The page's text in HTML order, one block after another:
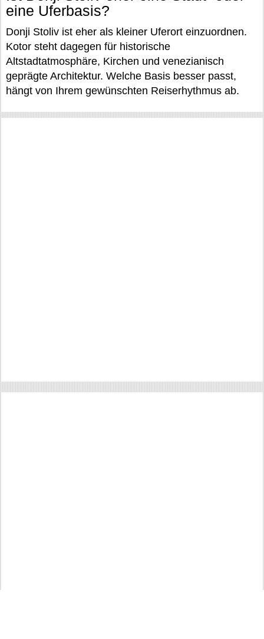
eine Uferbasis?
Donji Stoliv ist eher als kleiner Uferort einzuordnen.
Kotor steht dagegen für historische
Altstadtatmosphäre, Kirchen und venezianisch
geprägte Architektur. Welche Basis besser passt,
hängt von Ihrem gewünschten Reiserhythmus ab.